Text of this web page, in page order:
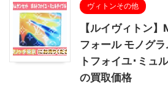
ヴィトンその他
【ルイヴィトン
フォール モノグ
トフォイユ･ミュ
の買取価格